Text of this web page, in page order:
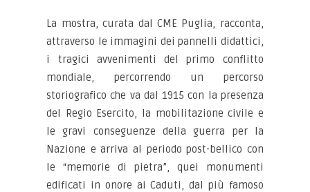
La mostra, curata dal CME Puglia, racconta,
attraverso le immagini dei pannelli didattici,
i tragici avvenimenti del primo conflitto
mondiale, percorrendo un percorso
storiografico che va dal 1915 con la presenza
del Regio Esercito, la mobilitazione civile e
le gravi conseguenze della guerra per la
Nazione e arriva al periodo post-bellico con
le “memorie di pietra”, quei monumenti
edificati in onore ai Caduti, dal più famoso